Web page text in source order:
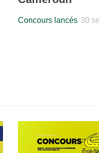
Concours lancés 30